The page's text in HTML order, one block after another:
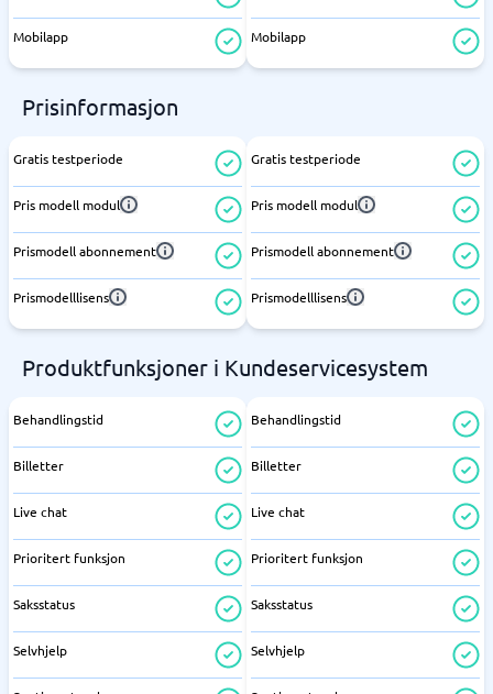
Mobilapp Mobilapp
Prisinformasjon
Gratis testperiode
Pris modell modul
Prismodell abonnement
Prismodelllisens
Gratis testperiode
Pris modell modul
Prismodell abonnement
Prismodelllisens
Produktfunksjoner i Kundeservicesystem
Behandlingstid
Billetter
Live chat
Prioritert funksjon
Saksstatus
Selvhjelp
Behandlingstid
Billetter
Live chat
Prioritert funksjon
Saksstatus
Selvhjelp